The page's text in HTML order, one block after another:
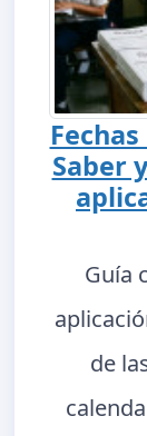
Saber
Guía
de